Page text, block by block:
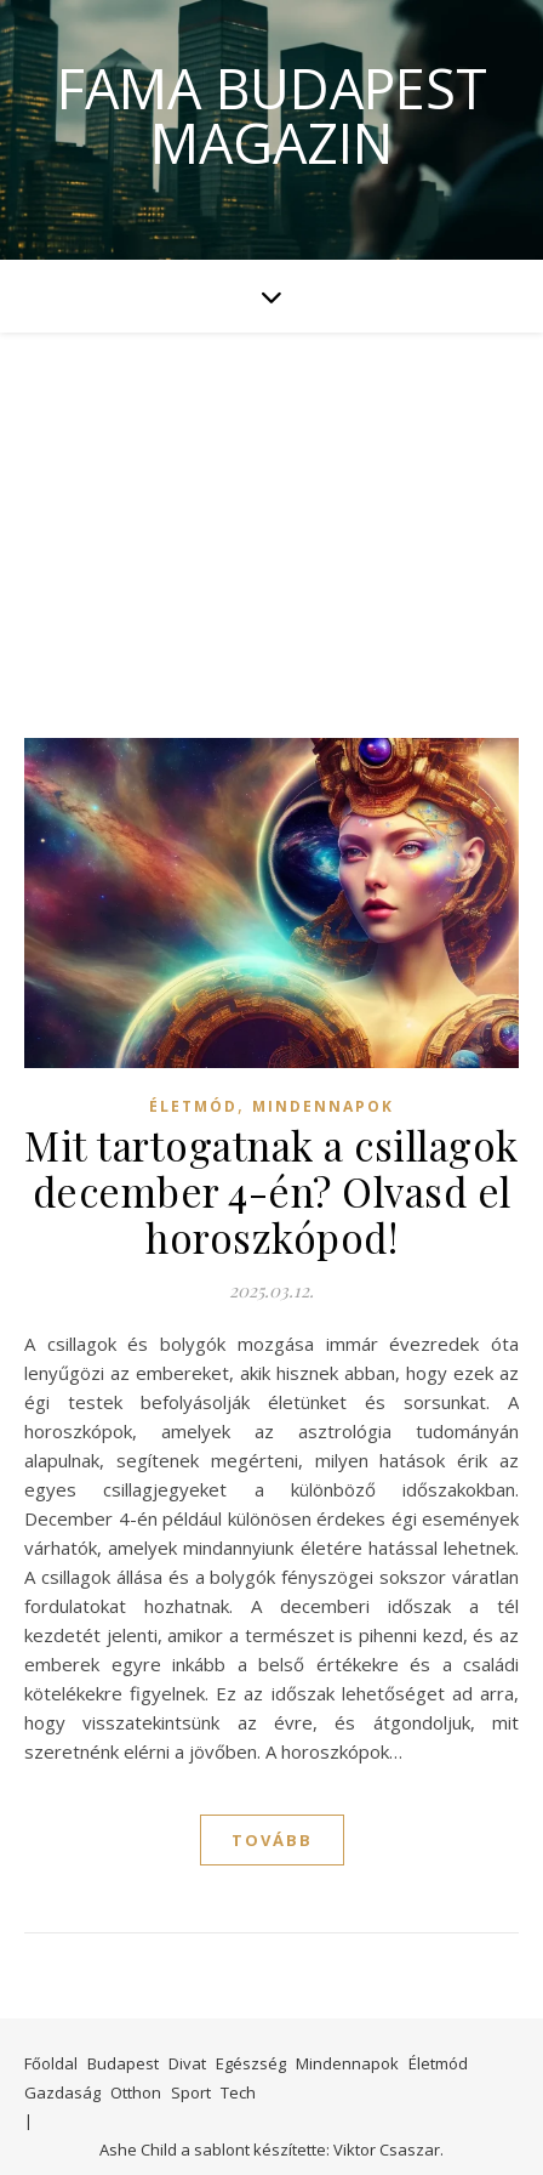
FAMA BUDAPEST
MAGAZIN
ÉLETMÓD , MINDENNAPOK
Mit tartogatnak a csillagok
december 4-én? Olvasd el
horoszkópod!
2025.03.12.
A csillagok és bolygók mozgása immár évezredek óta
lenyűgözi az embereket, akik hisznek abban, hogy ezek az
égi testek befolyásolják életünket és sorsunkat. A
horoszkópok, amelyek az asztrológia tudományán
alapulnak, segítenek megérteni, milyen hatások érik az
egyes csillagjegyeket a különböző időszakokban.
December 4-én például különösen érdekes égi események
várhatók, amelyek mindannyiunk életére hatással lehetnek.
A csillagok állása és a bolygók fényszögei sokszor váratlan
fordulatokat hozhatnak. A decemberi időszak a tél
kezdetét jelenti, amikor a természet is pihenni kezd, és az
emberek egyre inkább a belső értékekre és a családi
kötelékekre figyelnek. Ez az időszak lehetőséget ad arra,
hogy visszatekintsünk az évre, és átgondoljuk, mit
szeretnénk elérni a jövőben. A horoszkópok…
TOVÁBB
Főoldal Budapest Divat Egészség Mindennapok Életmód
Gazdaság Otthon Sport Tech
Ashe Child a sablont készítette: Viktor Csaszar.